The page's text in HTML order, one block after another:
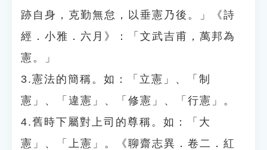
跡自身，克勤無怠，以垂憲乃後。」《詩
經．小雅．六月》：「文武吉甫，萬邦為
憲。」
3.憲法的簡稱。如：「立憲」、「制
憲」、「違憲」、「修憲」、「行憲」。
4.舊時下屬對上司的尊稱。如：「大
憲」、「上憲」。《聊齋志異．卷二．紅